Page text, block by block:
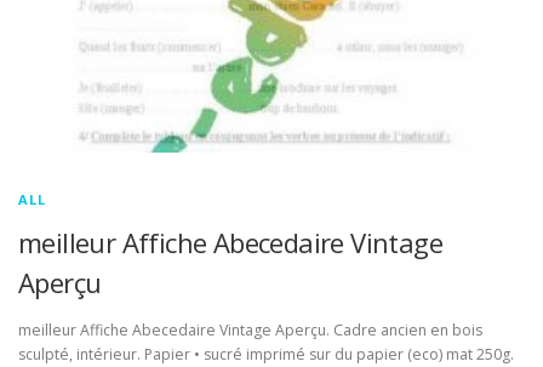
ALL
meilleur Affiche Abecedaire Vintage
Aperçu
meilleur Affiche Abecedaire Vintage Aperçu. Cadre ancien en bois
sculpté, intérieur. Papier • sucré imprimé sur du papier (eco) mat 250g.